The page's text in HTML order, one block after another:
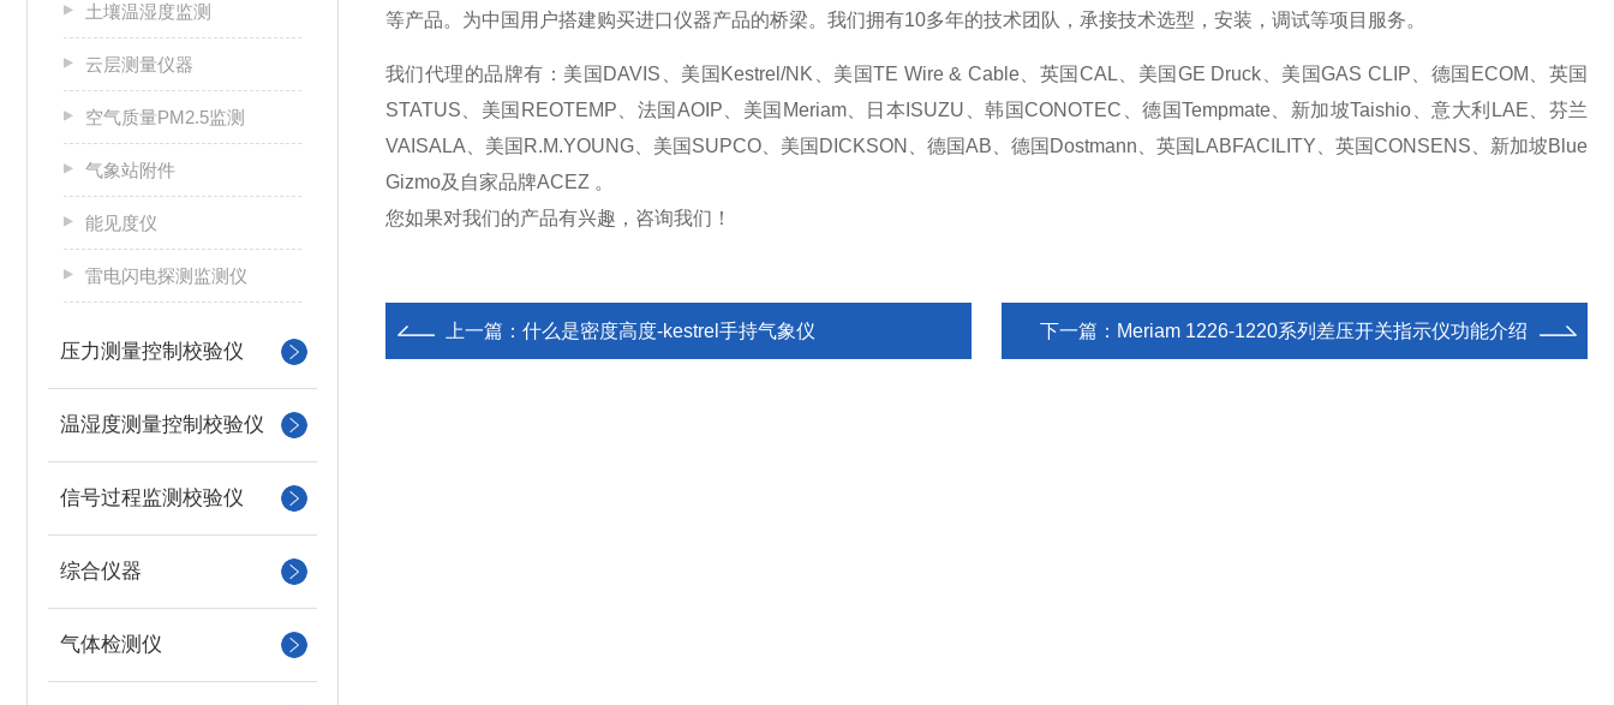
等产品。为中国用户搭建购买进口仪器产品的桥梁。我们拥有10多年的技术团队，承接技术选型，安装，调试等项目服务。
我们代理的品牌有：美国DAVIS、美国Kestrel/NK、美国TE Wire & Cable、英国CAL、美国GE Druck、美国GAS CLIP、德国ECOM、英国
STATUS、美国REOTEMP、法国AOIP、美国Meriam、日本ISUZU、韩国CONOTEC、德国Tempmate、新加坡Taishio、意大利LAE、芬兰
VAISALA、美国R.M.YOUNG、美国SUPCO、美国DICKSON、德国AB、德国Dostmann、英国LABFACILITY、英国CONSENS、新加坡Blue
Gizmo及自家品牌ACEZ 。
您如果对我们的产品有兴趣，咨询我们！
上一篇： 什么是密度高度-kestrel手持气象仪 下一篇： Meriam 1226-1220系列差压开关指示仪功能介绍
土壤温湿度监测
云层测量仪器
空气质量PM2.5监测
气象站附件
能见度仪
雷电闪电探测监测仪
压力测量控制校验仪
温湿度测量控制校验仪
信号过程监测校验仪
综合仪器
气体检测仪